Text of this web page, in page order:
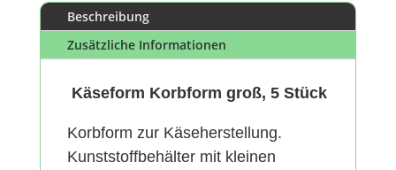
Beschreibung
Zusätzliche Informationen
Käseform Korbform groß, 5 Stück
Korbform zur Käseherstellung.
Kunststoffbehälter mit kleinen